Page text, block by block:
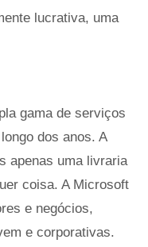
lucrativa, uma
gama de serviços
dos anos. A
apenas uma livraria
coisa. A Microsoft
e negócios,
e corporativas.